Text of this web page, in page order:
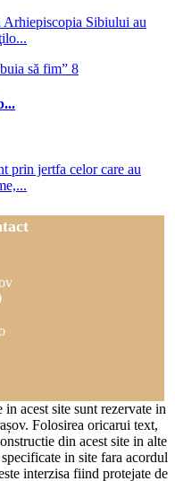
Arhiepiscopia Sibiului au
prin jertfa celor care au
acest site sunt rezervate in
Folosirea oricarui text,
din acest site in alte
in site fara acordul
interzisa fiind protejate de